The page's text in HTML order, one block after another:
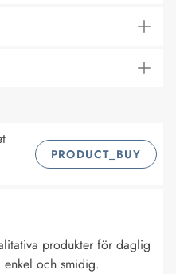
PRODUCT_BUY
produkter för daglig
och smidig.